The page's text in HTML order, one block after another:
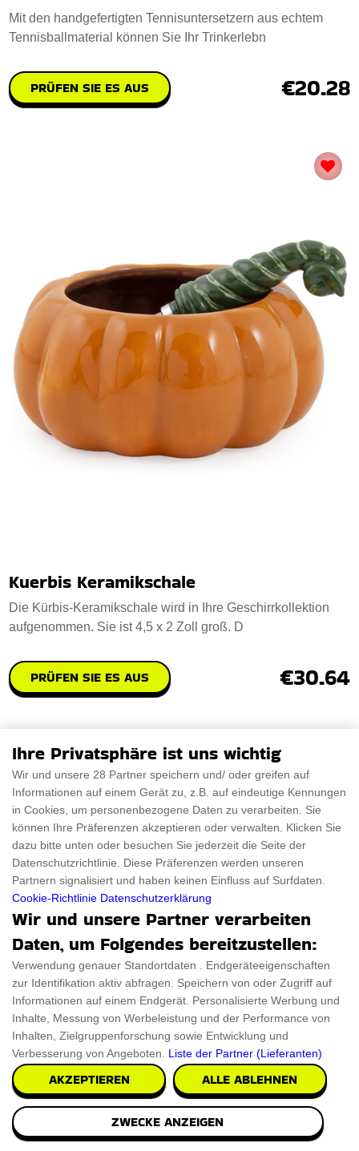
Mit den handgefertigten Tennisuntersetzern aus echtem
Tennisballmaterial können Sie Ihr Trinkerlebn
PRÜFEN SIE ES AUS €20.28
Kuerbis Keramikschale
Die Kürbis-Keramikschale wird in Ihre Geschirrkollektion
aufgenommen. Sie ist 4,5 x 2 Zoll groß. D
PRÜFEN SIE ES AUS €30.64
Ihre Privatsphäre ist uns wichtig
Wir und unsere 28 Partner speichern und/ oder greifen auf
Informationen auf einem Gerät zu, z.B. auf eindeutige Kennungen
in Cookies, um personenbezogene Daten zu verarbeiten. Sie
können Ihre Präferenzen akzeptieren oder verwalten. Klicken Sie
dazu bitte unten oder besuchen Sie jederzeit die Seite der
Datenschutzrichtlinie. Diese Präferenzen werden unseren
Partnern signalisiert und haben keinen Einfluss auf Surfdaten.
Cookie-Richtlinie Datenschutzerklärung
Wir und unsere Partner verarbeiten
Daten, um Folgendes bereitzustellen:
Verwendung genauer Standortdaten . Endgeräteeigenschaften
zur Identifikation aktiv abfragen. Speichern von oder Zugriff auf
Informationen auf einem Endgerät. Personalisierte Werbung und
Inhalte, Messung von Werbeleistung und der Performance von
Inhalten, Zielgruppenforschung sowie Entwicklung und
Verbesserung von Angeboten. Liste der Partner (Lieferanten)
AKZEPTIEREN ALLE ABLEHNEN
ZWECKE ANZEIGEN